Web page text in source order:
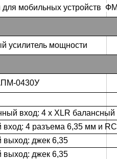
для мобильных устройств
усилитель мощности
0430У
вход: 4 x XLR балансный
4 разъема 6,35 мм и
джек 6,35
джек 6,35